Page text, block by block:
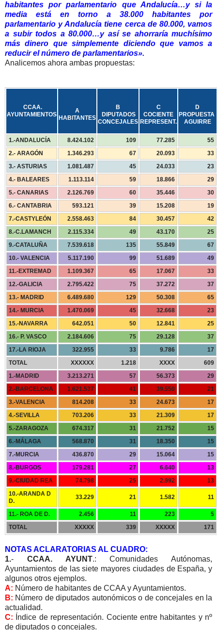
habitantes por parlamentario que Andalucía…y si la
media está en torno a 38.000 habitantes por
parlamentario y Andalucía tiene cerca de 80.000, vamos
a subir todos a 80.000…y así se ahorraría muchísimo
más dinero que simplemente diciendo que vamos a
reducir el número de parlamentarios».
Analicemos ahora ambas propuestas:
CCAA.
AYUNTAMIENTOS
A
HABITANTES
B
DIPUTADOS
CONCEJALES
C
COCIENTE
REPRESENT.
D
PROPUESTA
AGUIRRE
1.-ANDALUCÍA 8.424.102 109 77.285
55
2.- ARAGÓN
1.346.293 67 20.093
33
3.- ASTURIAS
1.081.487 45 24.033
23
4.- BALEARES
1.113.114 59 18.866
29
5.- CANARIAS
2.126.769 60 35.446
30
6.- CANTABRIA
593.121 39 15.208
19
7.-CASTYLEÓN
2.558.463 84 30.457
42
8.-C.LAMANCH
2.115.334 49 43.170
25
9.-CATALUÑA
7.539.618 135 55.849
67
10.- VALENCIA
5.117.190 99 51.689
49
11.-EXTREMAD
1.109.367 65 17.067
33
12.-GALICIA
2.795.422 75 37.272
37
13.- MADRID
6.489.680 129 50.308
65
14.- MURCIA
1.470.069 45 32.668
23
15.-NAVARRA
642.051 50 12.841
25
16.- P. VASCO
2.184.606 75 29.128
37
17.-LA RIOJA
322.955 33 9.786
17
TOTAL
XXXXXX 1.218 XXXX
609
1.-MADRID
3.213.271 57 56.373
29
2.-BARCELONA
1.621.537 41 39.550
21
3.-VALENCIA
814.208 33 24.673
17
4.-SEVILLA
703.206 33 21.309
17
5.-ZARAGOZA
674.317 31 21.752
15
6.-MÁLAGA
568.870 31 18.350
15
7.-MURCIA
436.870 29 15.064
15
8.-BURGOS
179.281 27 6.640
13
9.-CIUDAD REA
74.798 25 2.992
13
10.-ARANDA D
D.
33.229 21 1.582 11
11.- ROA DE D. 2.456 11 223
5
TOTAL
XXXXX 339 XXXXX 171
NOTAS ACLARATORIAS AL CUADRO:
1.- CCAA. AYUNT.: Comunidades Autónomas,
Ayuntamientos de las siete mayores ciudades de España, y
algunos otros ejemplos.
A: Número de habitantes de CCAA y Ayuntamientos.
B: Número de diputados autonómicos o de concejales en la
actualidad.
C: Índice de representación. Cociente entre habitantes y nº
de diputados o concejales.